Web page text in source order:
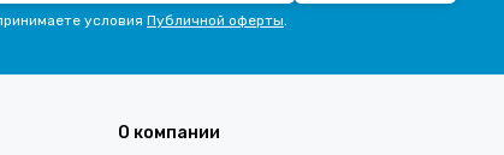
условия Публичной оферты.
О компании